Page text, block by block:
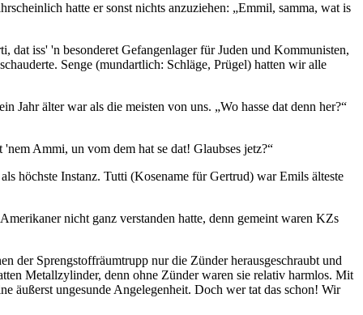
hatte er sonst nichts anzuziehen:
Emmil, samma, wat is
dat iss' 'n besonderet Gefangenlager für Juden und Kommunisten,
Senge (mundartlich: Schläge, Prügel) hatten wir alle
Jahr älter war als die meisten von uns.
Wo hasse dat denn her?
Ammi, un vom dem hat se dat! Glaubses jetz?
höchste Instanz. Tutti (Kosename für Gertrud) war Emils älteste
nicht ganz verstanden hatte, denn gemeint waren KZs
der Sprengstoffräumtrupp nur die Zünder herausgeschraubt und
Metallzylinder, denn ohne Zünder waren sie relativ harmlos. Mit
äußerst ungesunde Angelegenheit. Doch wer tat das schon! Wir